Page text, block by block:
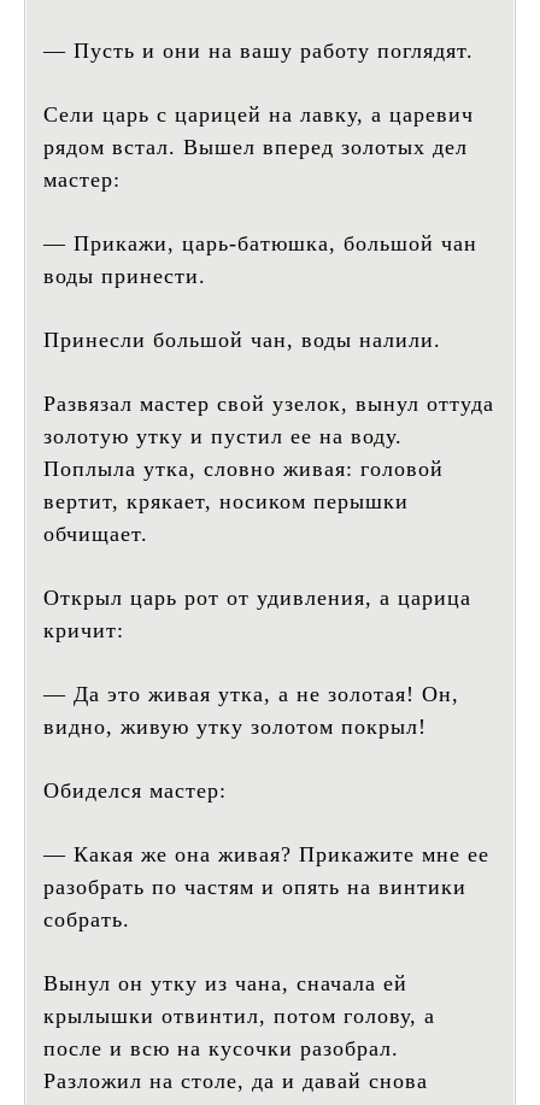
— Пусть и они на вашу работу поглядят.
Сели царь с царицей на лавку, а царевич
рядом встал. Вышел вперед золотых дел
мастер:
— Прикажи, царь-батюшка, большой чан
воды принести.
Принесли большой чан, воды налили.
Развязал мастер свой узелок, вынул оттуда
золотую утку и пустил ее на воду.
Поплыла утка, словно живая: головой
вертит, крякает, носиком перышки
обчищает.
Открыл царь рот от удивления, а царица
кричит:
— Да это живая утка, а не золотая! Он,
видно, живую утку золотом покрыл!
Обиделся мастер:
— Какая же она живая? Прикажите мне ее
разобрать по частям и опять на винтики
собрать.
Вынул он утку из чана, сначала ей
крылышки отвинтил, потом голову, а
после и всю на кусочки разобрал.
Разложил на столе, да и давай снова